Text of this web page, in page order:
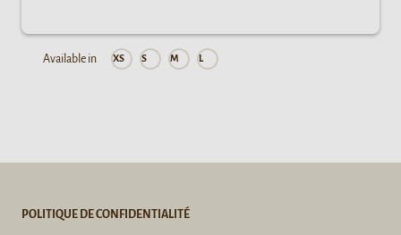
Available in XS S M L
POLITIQUE DE CONFIDENTIALITÉ